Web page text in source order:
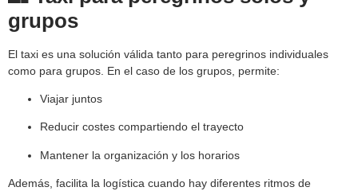
grupos
El taxi es una solución válida tanto para peregrinos individuales
como para grupos. En el caso de los grupos, permite:
Viajar juntos
Reducir costes compartiendo el trayecto
Mantener la organización y los horarios
Además, facilita la logística cuando hay diferentes ritmos de